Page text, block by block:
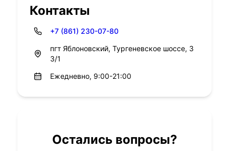
Контакты
+7 (861) 230-07-80
пгт Яблоновский, Тургеневское шоссе, 3
3/1
Ежедневно, 9:00-21:00
Остались вопросы?